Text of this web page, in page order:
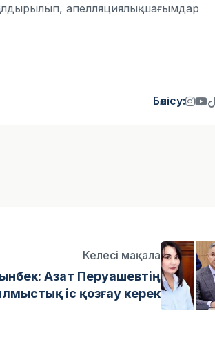
апелляциялық шағымдар
Бөлісу:
Келесі мақала
Азат Перуашевтің
іс қозғау керек